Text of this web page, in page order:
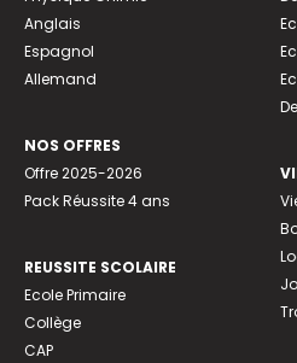
Anglais
Espagnol
Allemand
NOS OFFRES
Offre 2025-2026
Pack Réussite 4 ans
REUSSITE SCOLAIRE
Ecole Primaire
Collège
CAP